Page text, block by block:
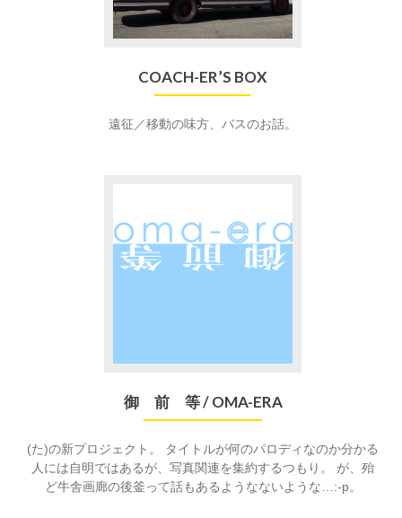
COACH-ER’S BOX
遠征／移動の味方、バスのお話。
御 前 等 / OMA-ERA
(た)の新プロジェクト。 タイトルが何のパロディなのか分かる
人には自明ではあるが、写真関連を集約するつもり。 が、殆
ど牛舎画廊の後釜って話もあるようなないような…:-p。